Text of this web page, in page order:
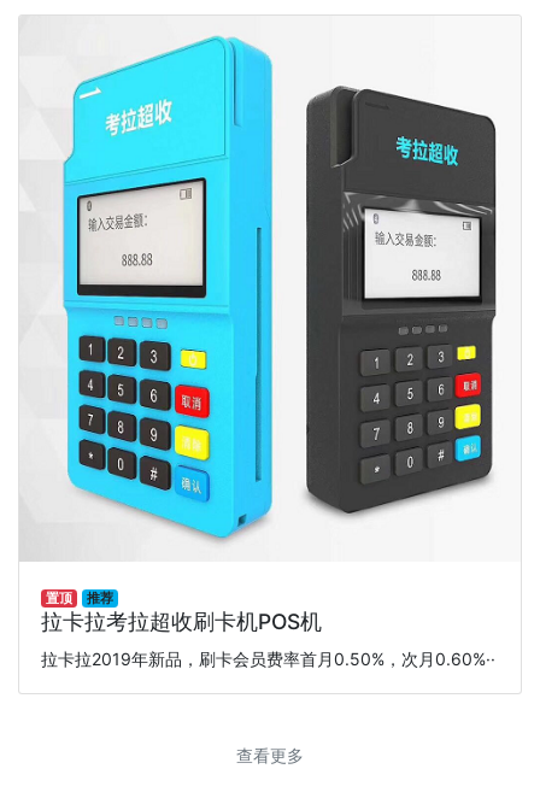
置顶 推荐
拉卡拉考拉超收刷卡机POS机
拉卡拉2019年新品，刷卡会员费率首月0.50%，次月0.60%··
查看更多